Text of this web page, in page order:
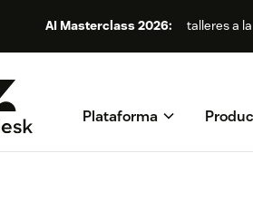
AI Masterclass 2026: talleres a
Plataforma